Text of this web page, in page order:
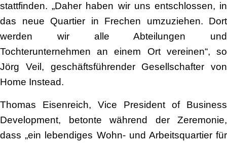
stattfinden. „Daher haben wir uns entschlossen, in
das neue Quartier in Frechen umzuziehen. Dort
werden wir alle Abteilungen und
Tochterunternehmen an einem Ort vereinen“, so
Jörg Veil, geschäftsführender Gesellschafter von
Home Instead.
Thomas Eisenreich, Vice President of Business
Development, betonte während der Zeremonie,
dass „ein lebendiges Wohn- und Arbeitsquartier für